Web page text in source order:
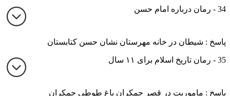
34 - رمان درباره امام حسن
پاسخ : شیطان در خانه مهرستان نشان حسن کتابستان
35 - رمان تاریخ اسلام برای ۱۱ سال
پاسخ : ماموریت در قصر جمکران باغ طوطی جمکران